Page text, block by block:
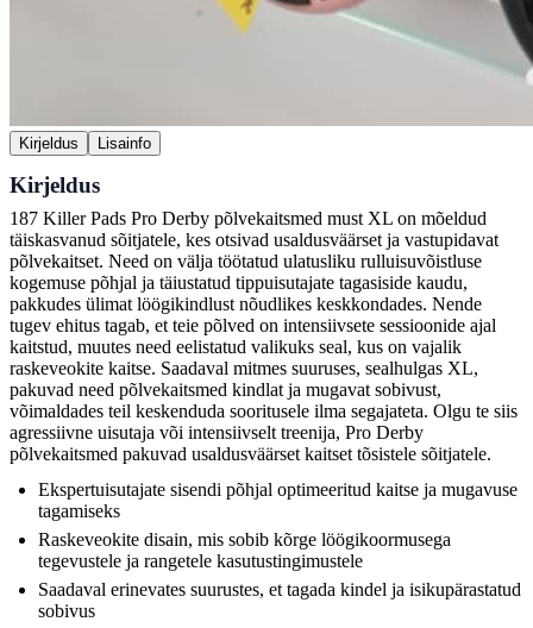
Kirjeldus Lisainfo
Kirjeldus
187 Killer Pads Pro Derby põlvekaitsmed must XL on mõeldud
täiskasvanud sõitjatele, kes otsivad usaldusväärset ja vastupidavat
põlvekaitset. Need on välja töötatud ulatusliku rulluisuvõistluse
kogemuse põhjal ja täiustatud tippuisutajate tagasiside kaudu,
pakkudes ülimat löögikindlust nõudlikes keskkondades. Nende
tugev ehitus tagab, et teie põlved on intensiivsete sessioonide ajal
kaitstud, muutes need eelistatud valikuks seal, kus on vajalik
raskeveokite kaitse. Saadaval mitmes suuruses, sealhulgas XL,
pakuvad need põlvekaitsmed kindlat ja mugavat sobivust,
võimaldades teil keskenduda sooritusele ilma segajateta. Olgu te siis
agressiivne uisutaja või intensiivselt treenija, Pro Derby
põlvekaitsmed pakuvad usaldusväärset kaitset tõsistele sõitjatele.
Ekspertuisutajate sisendi põhjal optimeeritud kaitse ja mugavuse
tagamiseks
Raskeveokite disain, mis sobib kõrge löögikoormusega
tegevustele ja rangetele kasutustingimustele
Saadaval erinevates suurustes, et tagada kindel ja isikupärastatud
sobivus